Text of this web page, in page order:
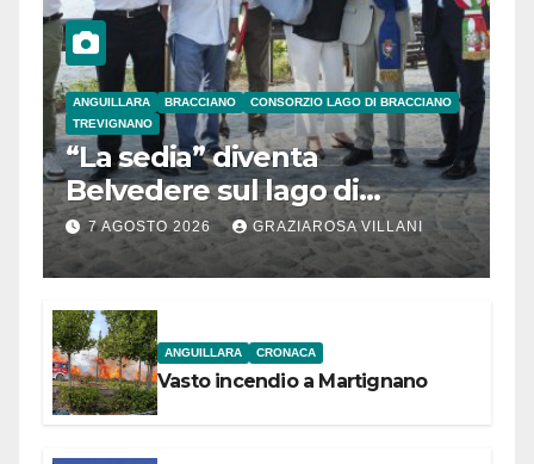
ANGUILLARA BRACCIANO
CONSORZIO LAGO DI BRACCIANO
TREVIGNANO
“La sedia” diventa
Belvedere sul lago di
Bracciano: ieri
l’inaugurazione
7 AGOSTO 2026 GRAZIAROSA VILLANI
ANGUILLARA CRONACA
Vasto incendio a Martignano